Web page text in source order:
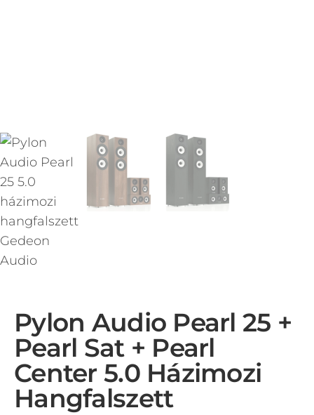
Pylon Audio Pearl 25 +
Pearl Sat + Pearl
Center 5.0 Házimozi
Hangfalszett